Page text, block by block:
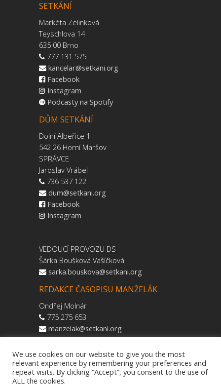
SETKÁNÍ
Markéta Zelinková
Teyschlova 14
635 00 Brno
777 131 575
kancelar@setkani.org
Facebook
Instagram
Podcasty na Spotify
DŮM SETKÁNÍ
Dolní Albeřice 1
542 26 Horní Maršov
SPRÁVCE
Jaroslav Vrábel
736 537 122
dum@setkani.org
Facebook
Instagram
VEDOUCÍ PROVOZU DS
Šárka Boušková Vašíčková
sarka.bouskova@setkani.org
REDAKCE ČASOPISU MANŽELÁK
Ondřej Molnár
775 275 653
manzelak@setkani.org
We use cookies on our website to give you the most
relevant experience by remembering your preferences and
repeat visits. By clicking “Accept”, you consent to the use of
ALL the cookies.